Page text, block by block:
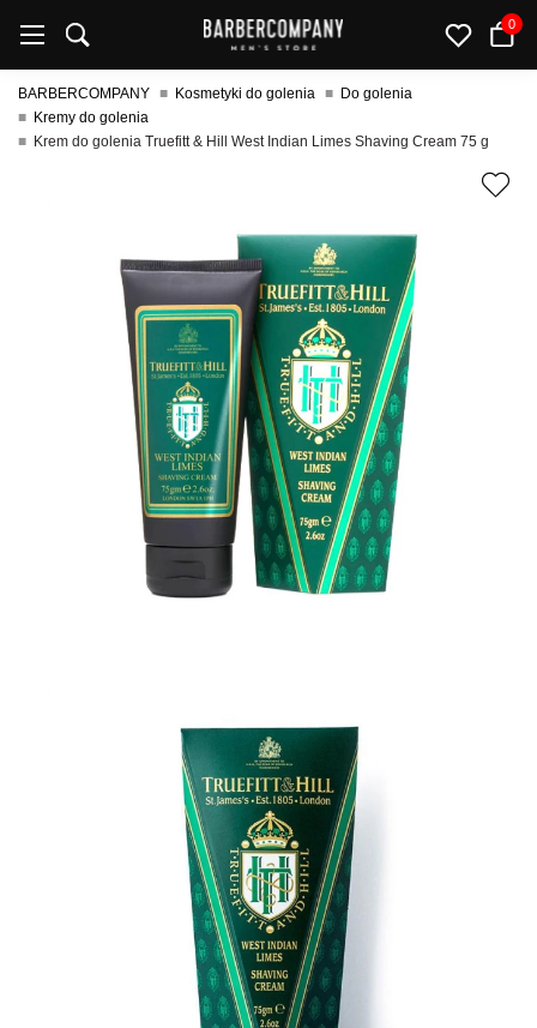
0
BARBERCOMPANY Kosmetyki do golenia
Do golenia
Kremy do golenia
Krem do golenia Truefitt & Hill West Indian Limes Shaving Cream 75 g